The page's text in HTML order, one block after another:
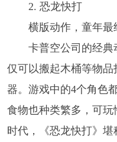
2. 恐龙快打
横版动作，童年最
卡普空公司的经
仅可以搬起木桶等物品
器。游戏中的4个角色
食物也种类繁多，可
时代，《恐龙快打》